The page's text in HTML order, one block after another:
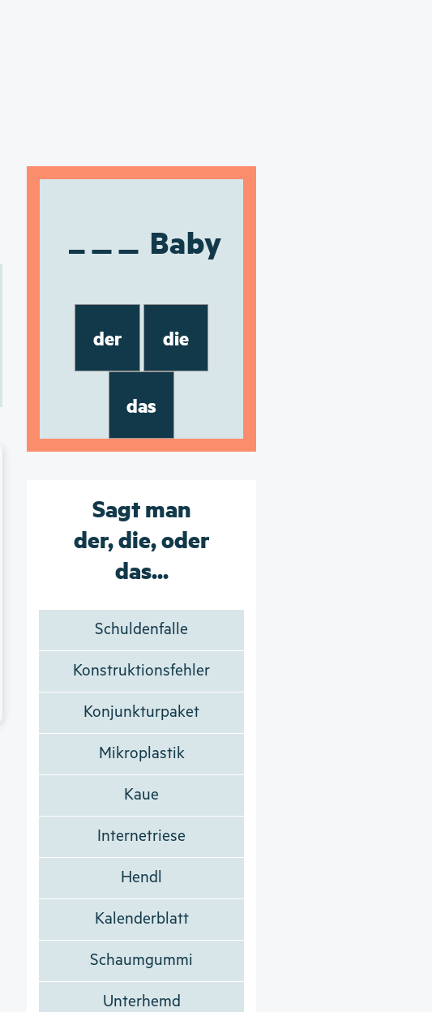
Baby
der die
das
Sagt man
der, die, oder
das...
Schuldenfalle
Konstruktionsfehler
Konjunkturpaket
Mikroplastik
Kaue
Internetriese
Hendl
Kalenderblatt
Schaumgummi
Unterhemd